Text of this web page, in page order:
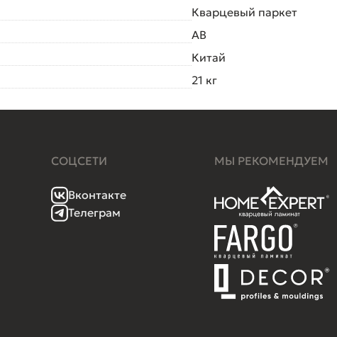
Кварцевый паркет
AB
Китай
21 кг
СОЦСЕТИ
Вконтакте
Телеграм
МЫ РЕКОМЕНДУЕМ